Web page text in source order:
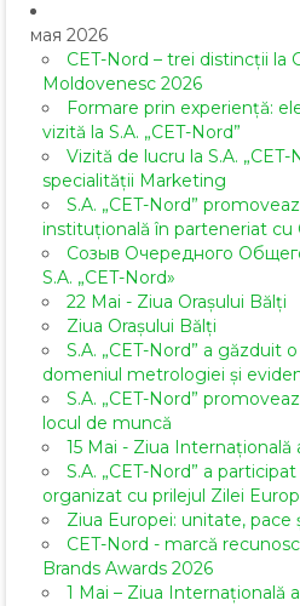
мая 2026
CET-Nord – trei distincții la
Moldovenesc 2026
Formare prin experiență:
vizită la S.A. „CET-Nord”
Vizită de lucru la S.A.
specialității Marketing
S.A. „CET-Nord”
instituțională în parteneriat cu
Созыв Очередного
S.A. „CET-Nord»
22 Mai - Ziua Orașului Bălți
Ziua Orașului Bălți
S.A. „CET-Nord” a găzduit
domeniul metrologiei și
S.A. „CET-Nord”
locul de muncă
15 Mai - Ziua Internațională
S.A. „CET-Nord” a
organizat cu prilejul Zilei
Ziua Europei: unitate, pace
CET-Nord - marcă
Brands Awards 2026
1 Mai – Ziua Internațională